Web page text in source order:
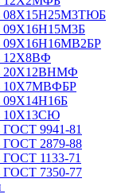
08Х15Н25М3ТЮБ
09Х16Н15М3Б
09Х16Н16МВ2БР
12Х8ВФ
20Х12ВНМФ
10Х7МВФБР
09Х14Н16Б
10Х13СЮ
ГОСТ 9941-81
ГОСТ 2879-88
ГОСТ 1133-71
ГОСТ 7350-77